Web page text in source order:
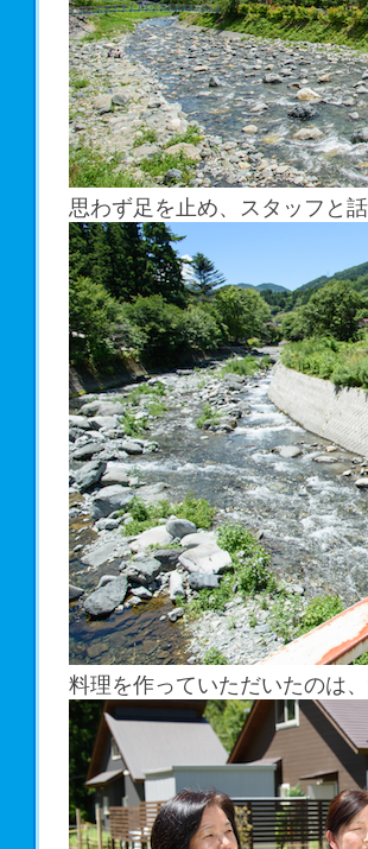
思わず足を止め、スタッフと話
料理を作っていただいたのは